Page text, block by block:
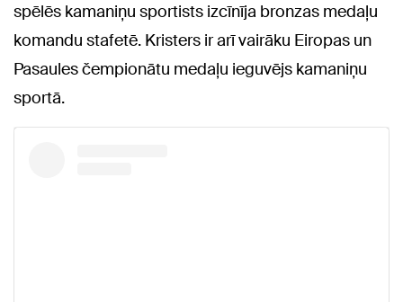
spēlēs kamaniņu sportists izcīnīja bronzas medaļu
komandu stafetē. Kristers ir arī vairāku Eiropas un
Pasaules čempionātu medaļu ieguvējs kamaniņu
sportā.